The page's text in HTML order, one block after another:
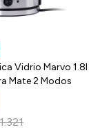
Vidrio Marvo 1.8l
Mate 2 Modos
1.321